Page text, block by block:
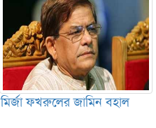
মির্জা ফখরুলের জামিন বহাল